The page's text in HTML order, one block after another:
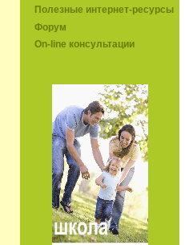
Полезные интернет-ресурсы
Форум
On-line консультации